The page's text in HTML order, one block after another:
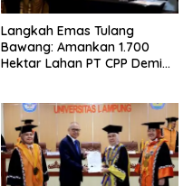
Langkah Emas Tulang
Bawang: Amankan 1.700
Hektar Lahan PT CPP Demi